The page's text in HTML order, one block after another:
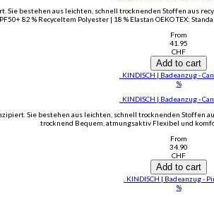
bestehen aus leichten, schnell trocknenden Stoffen aus
82 % Recyceltem Polyester | 18 % Elastan OEKO TEX:
From
41.95
CHF
Add to cart
. KINDISCH | Badeanzug -
%
. KINDISCH | Badeanzug -
Sie bestehen aus leichten, schnell trocknenden Stoffen
trocknend Bequem, atmungsaktiv Flexibel und
From
34.90
CHF
Add to cart
. KINDISCH | Badeanzug -
%